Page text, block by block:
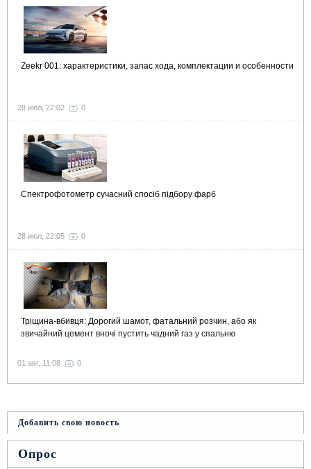
Zeekr 001: характеристики, запас хода, комплектации и особенности
28 июл, 22:02 0
Спектрофотометр сучасний спосіб підбору фарб
28 июл, 22:05 0
Тріщина-вбивця: Дорогий шамот, фатальний розчин, або як
звичайний цемент вночі пустить чадний газ у спальню
01 авг, 11:08 0
Добавить свою новость
Опрос